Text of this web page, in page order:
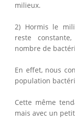
milieux.
2) Hormis le
reste
nombre de
En effet, nous
population
Cette même
mais avec un